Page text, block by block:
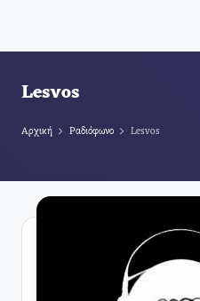
Lesvos
Αρχική Ραδιόφωνο Lesvos